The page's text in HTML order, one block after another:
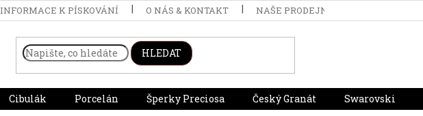
INFORMACE K PÍSKOVÁNÍ O NÁS & KONTAKT NAŠE PRODEJNA
HLEDAT
Cibulák Porcelán Šperky Preciosa Český Granát Swarovski